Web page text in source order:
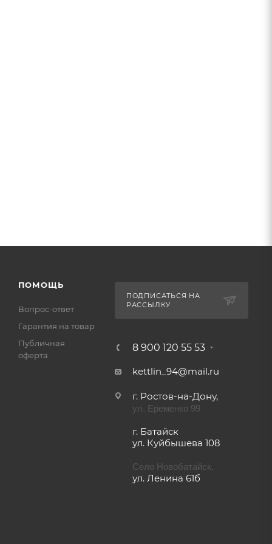
ПОМОЩЬ
Вопрос-ответ
Гарантия на товар
Публичная
оферта
ПОДПИСАТЬСЯ НА
РАССЫЛКУ
8 900 120 55 53
kettlin_94@mail.ru
г. Ростов-на-Дону,
ул. Еременко 99
г. Батайск
ул. Куйбышева 108
Село Новобатайск,
ул. Ленина 61б